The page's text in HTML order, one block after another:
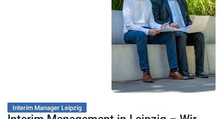
Interim Manager Leipzig